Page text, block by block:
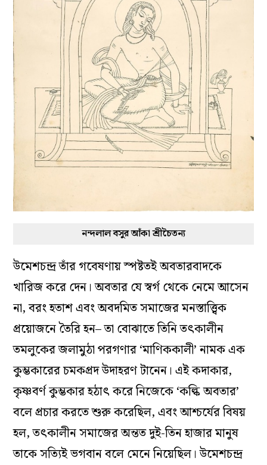
নন্দলাল বসুর আঁকা শ্রীচৈতন্য
উমেশচন্দ্র তাঁর গবেষণায় স্পষ্টতই অবতারবাদকে
খারিজ করে দেন। অবতার যে স্বর্গ থেকে নেমে আসেন
না, বরং হতাশ এবং অবদমিত সমাজের মনস্তাত্ত্বিক
প্রয়োজনে তৈরি হন– তা বোঝাতে তিনি তৎকালীন
তমলুকের জলামুঠা পরগণার ‘মাণিককালী’ নামক এক
কুম্ভকারের চমকপ্রদ উদাহরণ টানেন। এই কদাকার,
কৃষ্ণবর্ণ কুম্ভকার হঠাৎ করে নিজেকে ‘কল্কি অবতার’
বলে প্রচার করতে শুরু করেছিল, এবং আশ্চর্যের বিষয়
হল, তৎকালীন সমাজের অন্তত দুই-তিন হাজার মানুষ
তাকে সত্যিই ভগবান বলে মেনে নিয়েছিল। উমেশচন্দ্র